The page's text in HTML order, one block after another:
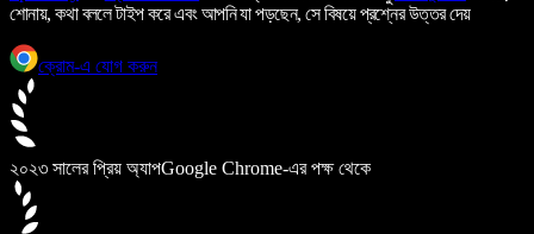
শোনায়, কথা বললে টাইপ করে এবং আপনি যা পড়ছেন, সে বিষয়ে প্রশ্নের উত্তর দেয়
ক্রোম-এ যোগ করুন
২০২৩ সালের প্রিয় অ্যাপGoogle Chrome-এর পক্ষ থেকে